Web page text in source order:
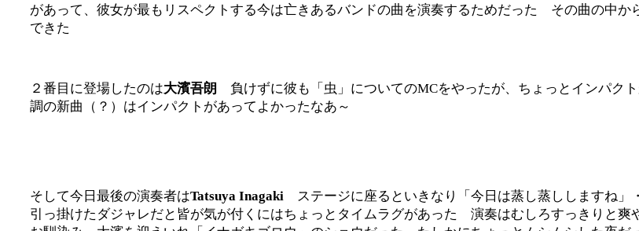
があって、彼女が最もリスペクトする今は亡きあるバンドの曲を演奏するためだった その曲の中か
できた
２番目に登場したのは大濱吾朗 負けずに彼も「虫」についてのMCをやったが、ちょっとインパ
調の新曲（？）はインパクトがあってよかったなあ～
そして今日最後の演奏者はTatsuya Inagaki ステージに座るといきなり「今日は蒸し蒸ししますね」
引っ掛けたダジャレだと皆が気が付くにはちょっとタイムラグがあった 演奏はむしろすっきりと